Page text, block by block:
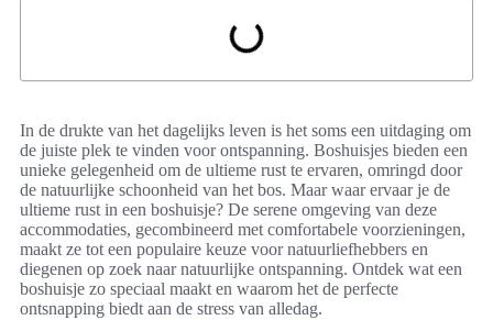
In de drukte van het dagelijks leven is het soms een uitdaging om
de juiste plek te vinden voor ontspanning. Boshuisjes bieden een
unieke gelegenheid om de ultieme rust te ervaren, omringd door
de natuurlijke schoonheid van het bos. Maar waar ervaar je de
ultieme rust in een boshuisje? De serene omgeving van deze
accommodaties, gecombineerd met comfortabele voorzieningen,
maakt ze tot een populaire keuze voor natuurliefhebbers en
diegenen op zoek naar natuurlijke ontspanning. Ontdek wat een
boshuisje zo speciaal maakt en waarom het de perfecte
ontsnapping biedt aan de stress van alledag.